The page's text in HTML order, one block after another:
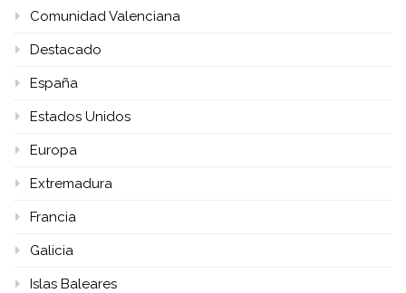
Comunidad Valenciana
Destacado
España
Estados Unidos
Europa
Extremadura
Francia
Galicia
Islas Baleares